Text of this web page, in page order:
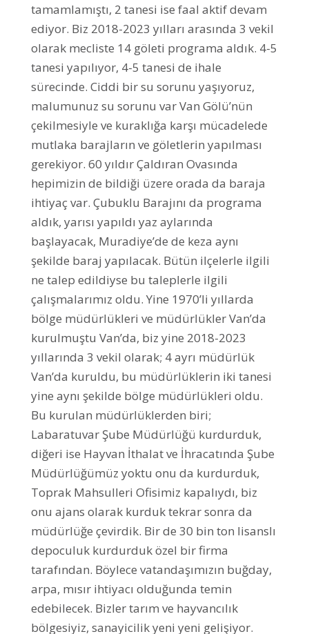
tamamlamıştı, 2 tanesi ise faal aktif devam
ediyor. Biz 2018-2023 yılları arasında 3 vekil
olarak mecliste 14 göleti programa aldık. 4-5
tanesi yapılıyor, 4-5 tanesi de ihale
sürecinde. Ciddi bir su sorunu yaşıyoruz,
malumunuz su sorunu var Van Gölü’nün
çekilmesiyle ve kuraklığa karşı mücadelede
mutlaka barajların ve göletlerin yapılması
gerekiyor. 60 yıldır Çaldıran Ovasında
hepimizin de bildiği üzere orada da baraja
ihtiyaç var. Çubuklu Barajını da programa
aldık, yarısı yapıldı yaz aylarında
başlayacak, Muradiye’de de keza aynı
şekilde baraj yapılacak. Bütün ilçelerle ilgili
ne talep edildiyse bu taleplerle ilgili
çalışmalarımız oldu. Yine 1970’li yıllarda
bölge müdürlükleri ve müdürlükler Van’da
kurulmuştu Van’da, biz yine 2018-2023
yıllarında 3 vekil olarak; 4 ayrı müdürlük
Van’da kuruldu, bu müdürlüklerin iki tanesi
yine aynı şekilde bölge müdürlükleri oldu.
Bu kurulan müdürlüklerden biri;
Labaratuvar Şube Müdürlüğü kurdurduk,
diğeri ise Hayvan İthalat ve İhracatında Şube
Müdürlüğümüz yoktu onu da kurdurduk,
Toprak Mahsulleri Ofisimiz kapalıydı, biz
onu ajans olarak kurduk tekrar sonra da
müdürlüğe çevirdik. Bir de 30 bin ton lisanslı
depoculuk kurdurduk özel bir firma
tarafından. Böylece vatandaşımızın buğday,
arpa, mısır ihtiyacı olduğunda temin
edebilecek. Bizler tarım ve hayvancılık
bölgesiyiz, sanayicilik yeni yeni gelişiyor.